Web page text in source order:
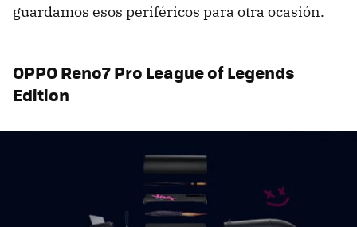
guardamos esos periféricos para otra ocasión.
OPPO Reno7 Pro League of Legends
Edition